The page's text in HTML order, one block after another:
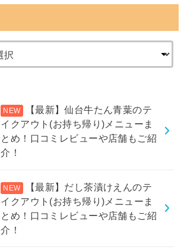
【最新】仙台牛たん青葉のテ
イクアウト(お持ち帰り)メニューま
とめ！口コミレビューや店舗もご紹
介！
【最新】だし茶漬けえんのテ
イクアウト(お持ち帰り)メニューま
とめ！口コミレビューや店舗もご紹
介！